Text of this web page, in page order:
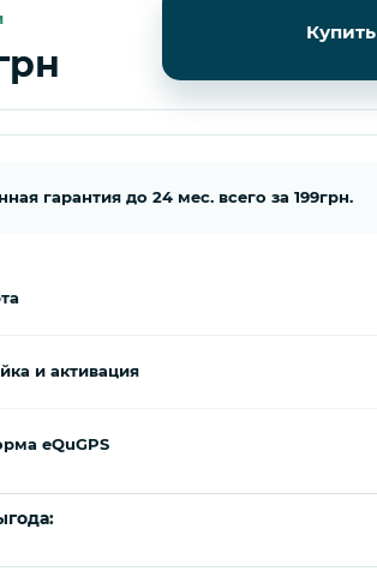
Купить
гарантия до 24 мес. всего за 199грн.
и активация
eQuGPS